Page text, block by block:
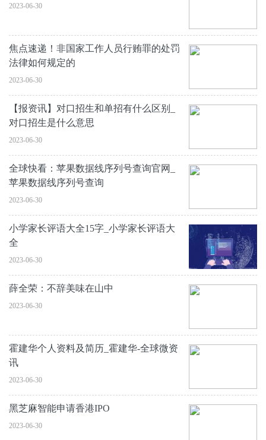
2023-06-30
焦点速递！非国家工作人员行贿罪的处罚
法律如何规定的
2023-06-30
【报资讯】对口招生和单招有什么区别_
对口招生是什么意思
2023-06-30
全球快看：苹果数据线序列号查询官网_
苹果数据线序列号查询
2023-06-30
小学家长评语大全15字_小学家长评语大
全
2023-06-30
薛全荣：不辞美味在山中
2023-06-30
霍建华个人资料及简历_霍建华-全球微资
讯
2023-06-30
黑芝麻智能申请香港IPO
2023-06-30